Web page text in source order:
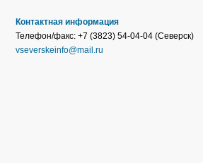
Контактная информация
Телефон/факс: +7 (3823) 54-04-04 (Северск)
vseverskeinfo@mail.ru